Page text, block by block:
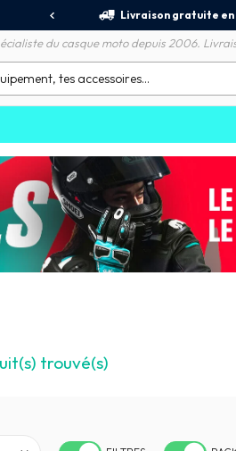
Livraison gratuite en
du casque moto depuis 2006.
trouvé(s)